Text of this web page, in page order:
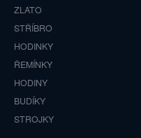
ZLATO
STŘÍBRO
HODINKY
ŘEMÍNKY
HODINY
BUDÍKY
STROJKY